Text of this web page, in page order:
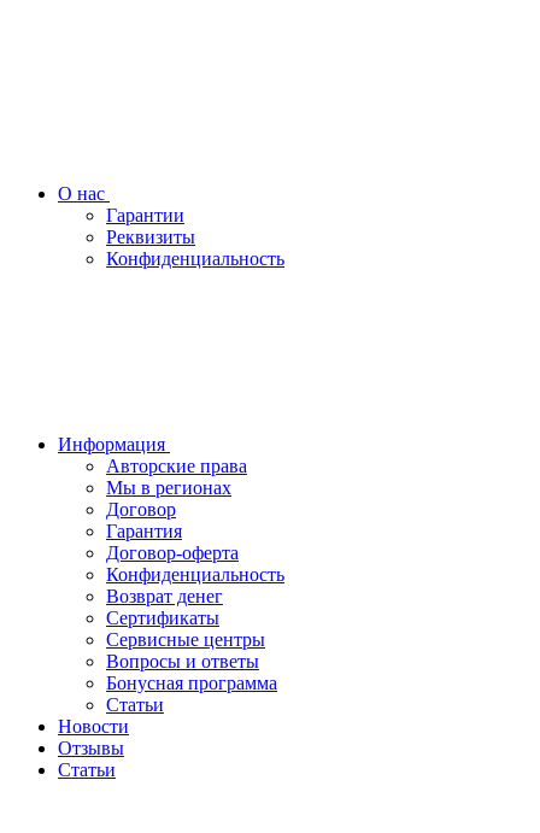
О нас
Гарантии
Реквизиты
Конфиденциальность
Информация
Авторские права
Мы в регионах
Договор
Гарантия
Договор-оферта
Конфиденциальность
Возврат денег
Сертификаты
Сервисные центры
Вопросы и ответы
Бонусная программа
Статьи
Новости
Отзывы
Статьи